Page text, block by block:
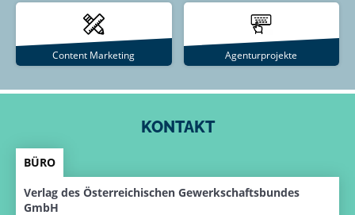
Content Marketing Agenturprojekte
KONTAKT
BÜRO
Verlag des Österreichischen Gewerkschaftsbundes
GmbH